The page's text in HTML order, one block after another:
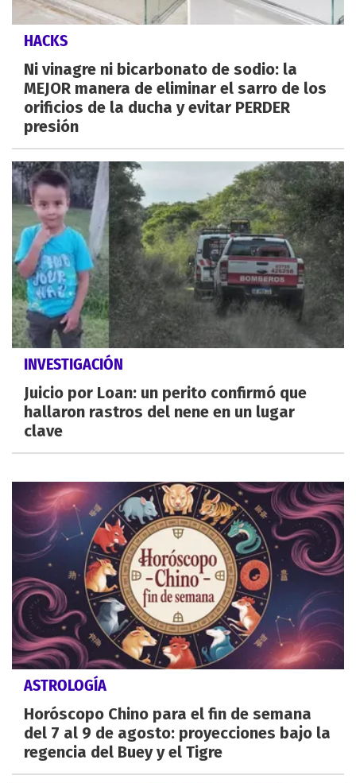
HACKS
Ni vinagre ni bicarbonato de sodio: la
MEJOR manera de eliminar el sarro de los
orificios de la ducha y evitar PERDER
presión
INVESTIGACIÓN
Juicio por Loan: un perito confirmó que
hallaron rastros del nene en un lugar
clave
ASTROLOGÍA
Horóscopo Chino para el fin de semana
del 7 al 9 de agosto: proyecciones bajo la
regencia del Buey y el Tigre